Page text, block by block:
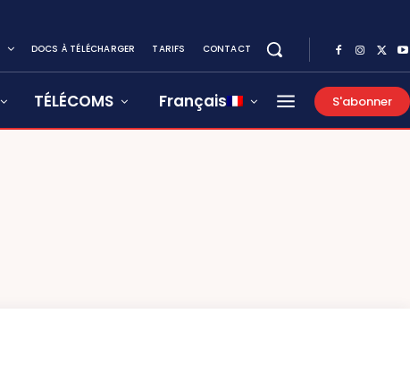
DOCS À TÉLÉCHARGER TARIFS CONTACT
TÉLÉCOMS Français S'abonner